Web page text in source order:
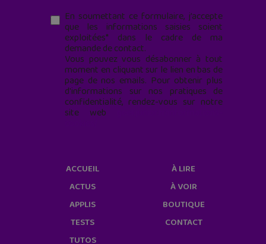
En soumettant ce formulaire, j’accepte
que les informations saisies soient
exploitées* dans le cadre de ma
demande de contact.
Vous pouvez vous désabonner à tout
moment en cliquant sur le lien en bas de
page de nos emails. Pour obtenir plus
d'informations sur nos pratiques de
confidentialité, rendez-vous sur notre
site web
ACCUEIL
ACTUS
APPLIS
TESTS
TUTOS
À LIRE
À VOIR
BOUTIQUE
CONTACT